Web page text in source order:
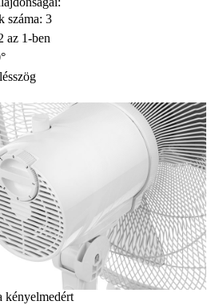
száma: 3
az 1-ben
kényelmedért